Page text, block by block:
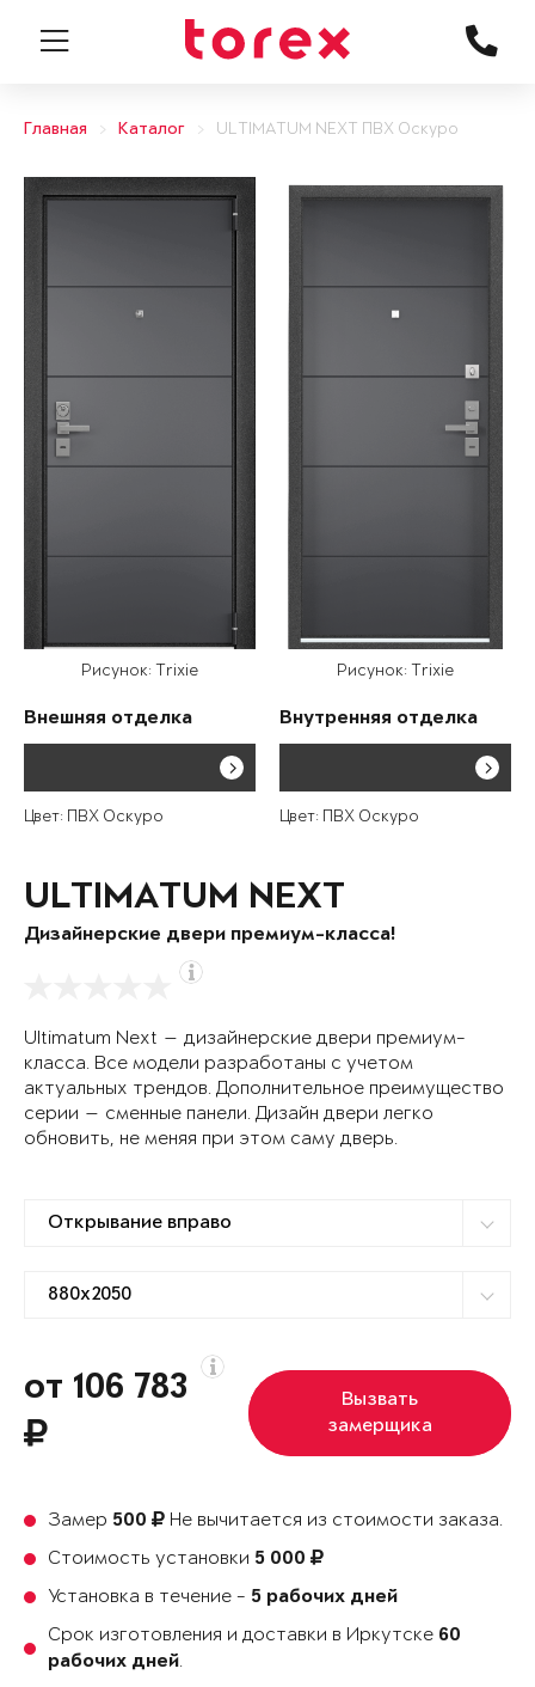
Главная Каталог ULTIMATUM NEXT ПВХ Оскуро
Рисунок: Trixie
Внешняя отделка
Цвет: ПВХ Оскуро
Рисунок: Trixie
Внутренняя отделка
Цвет: ПВХ Оскуро
ULTIMATUM NEXT
Дизайнерские двери премиум-класса!
Ultimatum Next — дизайнерские двери премиум-
класса. Все модели разработаны с учетом
актуальных трендов. Дополнительное преимущество
серии — сменные панели. Дизайн двери легко
обновить, не меняя при этом саму дверь.
от 106 783
Вызвать
замерщика
Замер 500
Не вычитается из стоимости заказа.
Стоимость установки 5 000
Установка в течение - 5 рабочих дней
Срок изготовления и доставки в Иркутске 60
рабочих дней.